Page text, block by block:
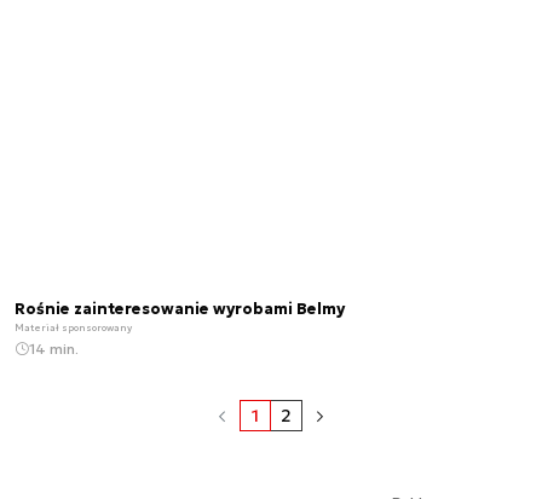
Rośnie zainteresowanie wyrobami Belmy
Materiał sponsorowany
14 min.
1 2